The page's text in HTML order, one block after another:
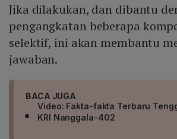
Jika dilakukan, dan dibantu
pengangkatan beberapa
selektif, ini akan membantu
jawaban.
BACA JUGA
Video: Fakta-fakta Terbaru
KRI Nanggala-402